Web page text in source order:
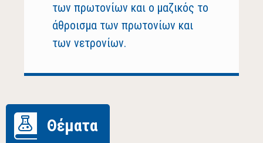
των πρωτονίων και ο μαζικός το
άθροισμα των πρωτονίων και
των νετρονίων.
Θέματα